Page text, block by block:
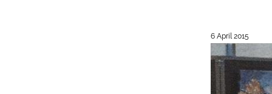
6 April 2015